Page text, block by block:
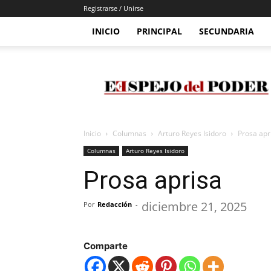
Registrarse / Unirse
INICIO PRINCIPAL SECUNDARIA
Del
Poder
Inicio Columnas Arturo Reyes Isidoro Prosa
Columnas Arturo Reyes Isidoro
Prosa aprisa
Por Redacción - diciembre 21, 2025
Comparte